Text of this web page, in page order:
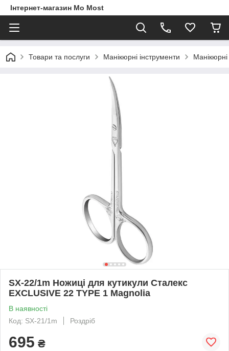
Інтернет-магазин Mo Most
Товари та послуги Манікюрні інструменти
SX-22/1m Ножиці для кутикули Сталекс
EXCLUSIVE 22 TYPE 1 Magnolia
В наявності
Код: SX-21/1m
Роздріб
695 ₴